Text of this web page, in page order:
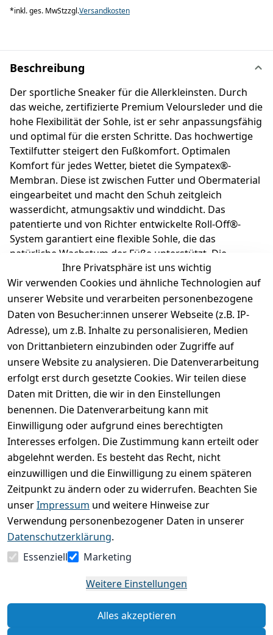
*inkl. ges. MwStzzgl.Versandkosten
Beschreibung
Der sportliche Sneaker für die Allerkleinsten. Durch
das weiche, zertifizierte Premium Veloursleder und die
hohe Flexibilität der Sohle, ist er sehr anpassungsfähig
und optimal für die ersten Schritte. Das hochwertige
Textilfutter steigert den Fußkomfort. Optimalen
Komfort für jedes Wetter, bietet die Sympatex®-
Membran. Diese ist zwischen Futter und Obermaterial
eingearbeitet und macht den Schuh zeitgleich
wasserdicht, atmungsaktiv und winddicht. Das
patentierte und von Richter entwickelte Roll-Off®-
System garantiert eine flexible Sohle, die das
natürliche Wachstum der Füße unterstützt. Die
herausnehmbare Echt Leder Einlage macht es
kinderleicht, die richtige Schuhgröße auszuwählen.
Richter Kinderschuhe - Kids shoes since 1893.
Produktdetails
Kundenrezensionen
Durchschnittliche Bewertung
0
Basierend auf 0 Bewertung(en)
Bewertung abgeben
5
( 0 )
4
( 0 )
3
( 0 )
2
( 0 )
1
Artikel abgegeben
Rechtliche Hinweise – Klicken Sie hier für weitere
Ihre Privatsphäre ist uns wichtig
Wir verwenden Cookies und ähnliche Technologien auf
unserer Website und verarbeiten personenbezogene
Daten von Besucher:innen unserer Webseite (z.B. IP-
Adresse), um z.B. Inhalte zu personalisieren, Medien
von Drittanbietern einzubinden oder Zugriffe auf
unsere Website zu analysieren. Die Datenverarbeitung
erfolgt erst durch gesetzte Cookies. Wir teilen diese
Daten mit Dritten, die wir in den Einstellungen
benennen. Die Datenverarbeitung kann mit
Einwilligung oder aufgrund eines berechtigten
Interesses erfolgen. Die Zustimmung kann erteilt oder
abgelehnt werden. Es besteht das Recht, nicht
einzuwilligen und die Einwilligung zu einem späteren
Zeitpunkt zu ändern oder zu widerrufen. Beachten Sie
unserImpressum und weitere Hinweise zur
Verwendung personenbezogener Daten in unserer
Datenschutzerklärung.
Essenziell
Marketing
Weitere Einstellungen
Alles akzeptieren